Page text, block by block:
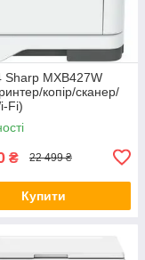
MXB427W
копір/сканер/
Fi)
₴ 22 499 ₴
Купити